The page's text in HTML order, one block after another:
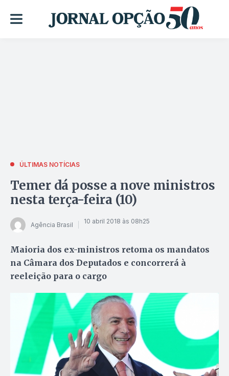
ÚLTIMAS NOTÍCIAS
Temer dá posse a nove ministros
nesta terça-feira (10)
Agência Brasil 10 abril 2018 às 08h25
Maioria dos ex-ministros retoma os mandatos
na Câmara dos Deputados e concorrerá à
reeleição para o cargo